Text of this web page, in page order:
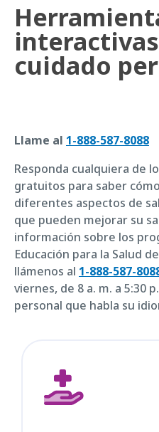
cuidado
Llame al 1-888-587-8088
Responda cualquiera de
gratuitos para saber
diferentes aspectos de
que pueden mejorar su
información sobre los
Educación para la Salud
llámenos al 1-888-587-
viernes, de 8 a. m. a 5:30
personal que habla su